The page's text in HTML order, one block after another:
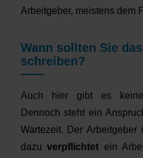
Arbeitgeber, meistens dem
Wann sollten Sie
schreiben?
Auch hier gibt es keine
Dennoch steht ein
Wartezeit. Der Arbeitgeber
dazuverpflichtet ein